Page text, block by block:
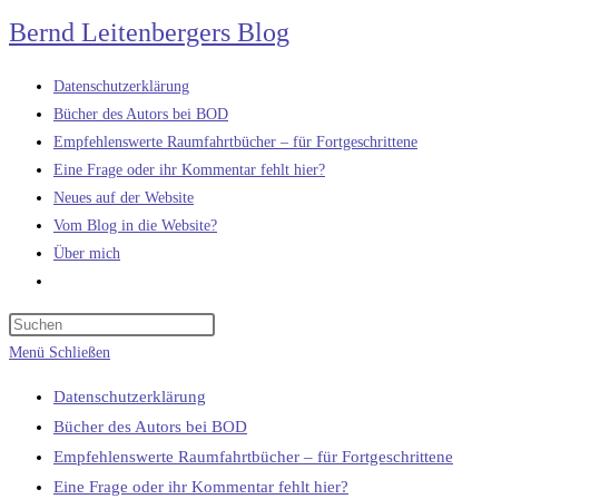
Zum
Inhalt
springen
Bernd Leitenbergers Blog
Datenschutzerklärung
Bücher des Autors bei BOD
Empfehlenswerte Raumfahrtbücher – für Fortgeschrittene
Eine Frage oder ihr Kommentar fehlt hier?
Neues auf der Website
Vom Blog in die Website?
Über mich
umschalten
Menü Schließen
Datenschutzerklärung
Bücher des Autors bei BOD
Empfehlenswerte Raumfahrtbücher – für Fortgeschrittene
Eine Frage oder ihr Kommentar fehlt hier?